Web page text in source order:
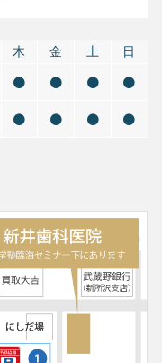
木 金 土 日
● ● ● ●
● ● ● ●